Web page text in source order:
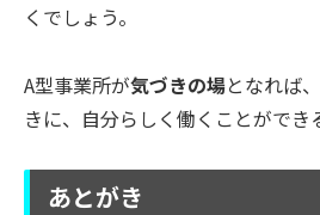
くでしょう。
A型事業所が気づきの場となれば
きに、自分らしく働くことができ
あとがき